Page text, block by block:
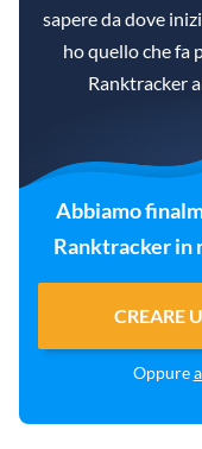
sapere da dove
ho quello che fa
Ranktracker
Abbiamo
Ranktracker in
CREARE
Oppure